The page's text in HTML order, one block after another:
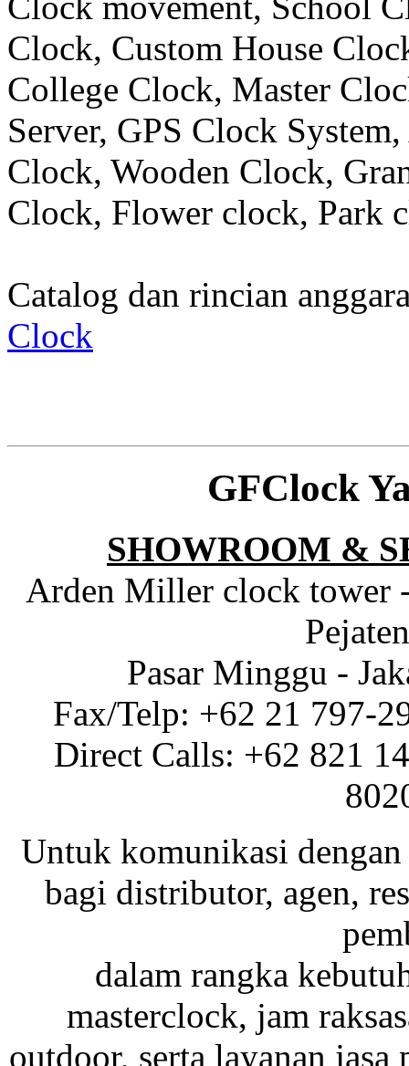
Clock, Custom House
College Clock, Master
Server, GPS Clock
Clock, Wooden Clock,
Clock, Flower clock, Park
Catalog dan rincian
Clock
GFClock
SHOWROOM &
Arden Miller clock tower
Pasar Minggu -
Fax/Telp: +62 21 797-
Direct Calls: +62 821
Untuk komunikasi dengan
bagi distributor, agen,
dalam rangka
masterclock, jam
outdoor, serta layanan